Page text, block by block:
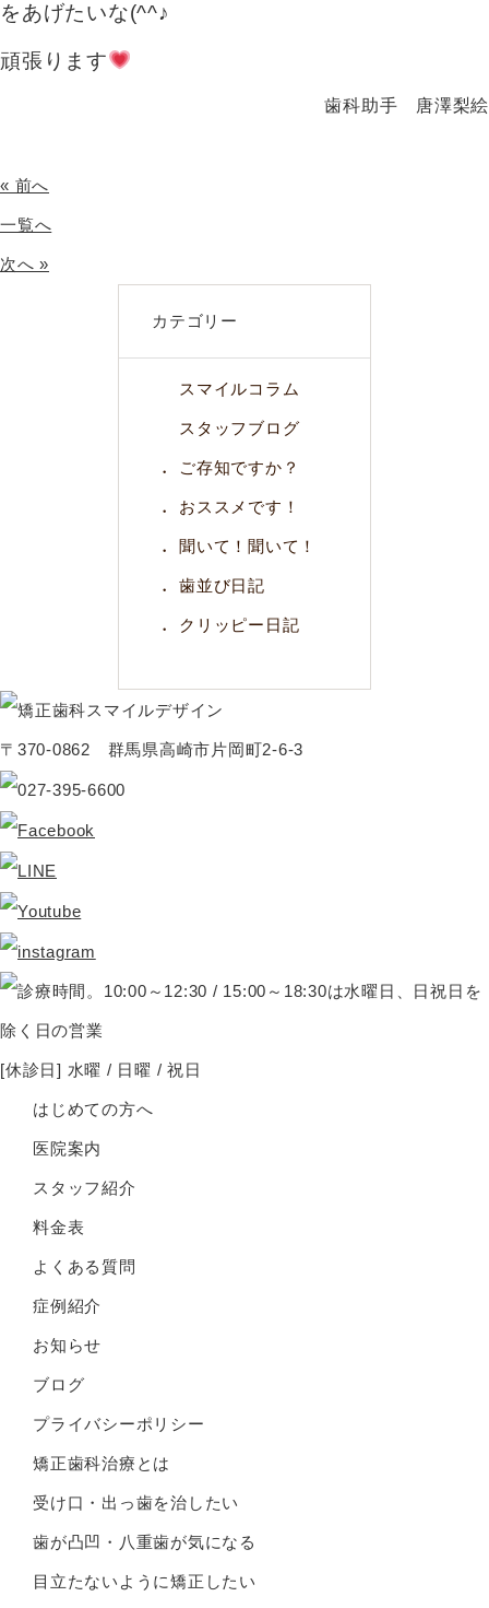
をあげたいな(^^♪
頑張ります
歯科助手 唐澤梨絵
« 前へ
一覧へ
次へ »
カテゴリー
スマイルコラム
スタッフブログ
ご存知ですか？
おススメです！
聞いて！聞いて！
歯並び日記
クリッピー日記
〒370-0862 群馬県高崎市片岡町2-6-3
[休診日] 水曜 / 日曜 / 祝日
はじめての方へ
医院案内
スタッフ紹介
料金表
よくある質問
症例紹介
お知らせ
ブログ
プライバシーポリシー
矯正歯科治療とは
受け口・出っ歯を治したい
歯が凸凹・八重歯が気になる
目立たないように矯正したい